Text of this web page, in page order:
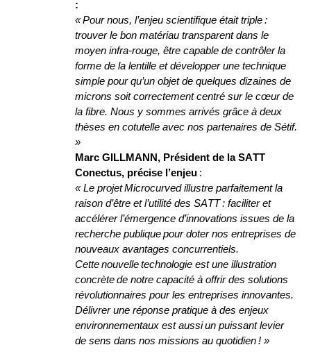
:
« Pour nous, l’enjeu scientifique était triple :
trouver le bon matériau transparent dans le
moyen infra-rouge, être capable de contrôler la
forme de la lentille et développer une technique
simple pour qu’un objet de quelques dizaines de
microns soit correctement centré sur le cœur de
la fibre. Nous y sommes arrivés grâce à deux
thèses en cotutelle avec nos partenaires de Sétif
»
Conectus, précise l’enjeu :
« Le projet Microcurved illustre parfaitement la
raison d’être et l’utilité des SATT : faciliter et
accélérer l’émergence d’innovations issues de la
recherche publiquepour doter nos entreprises de
nouveaux avantages concurrentiels.
Cette nouvelle technologie est une illustration
concrète de notre capacité à offrir des solutions
révolutionnaires pour les entreprises innovantes.
Délivrer une réponse pratique à des enjeux
environnementaux est aussi un puissant levier
de sens dans nos missions au quotidien ! »